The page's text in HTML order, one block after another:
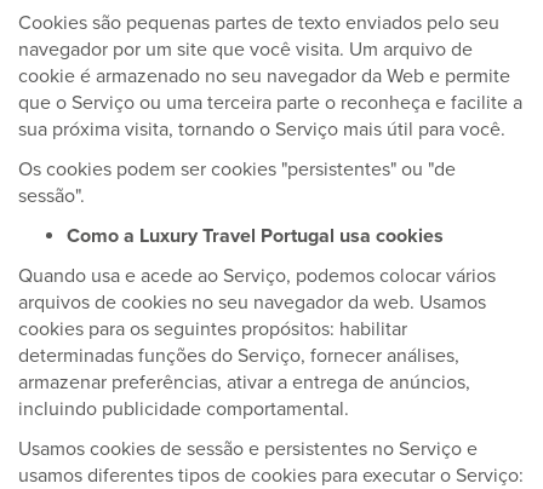
Cookies são pequenas partes de texto enviados pelo seu
navegador por um site que você visita. Um arquivo de
cookie é armazenado no seu navegador da Web e permite
que o Serviço ou uma terceira parte o reconheça e facilite a
sua próxima visita, tornando o Serviço mais útil para você.
Os cookies podem ser cookies "persistentes" ou "de
sessão".
Como a Luxury Travel Portugal usa cookies
Quando usa e acede ao Serviço, podemos colocar vários
arquivos de cookies no seu navegador da web. Usamos
cookies para os seguintes propósitos: habilitar
determinadas funções do Serviço, fornecer análises,
armazenar preferências, ativar a entrega de anúncios,
incluindo publicidade comportamental.
Usamos cookies de sessão e persistentes no Serviço e
usamos diferentes tipos de cookies para executar o Serviço: